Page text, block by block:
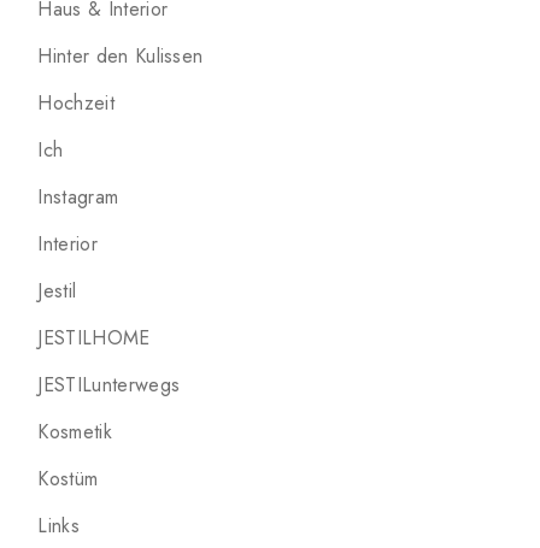
Haus & Interior
Hinter den Kulissen
Hochzeit
Ich
Instagram
Interior
Jestil
JESTILHOME
JESTILunterwegs
Kosmetik
Kostüm
Links